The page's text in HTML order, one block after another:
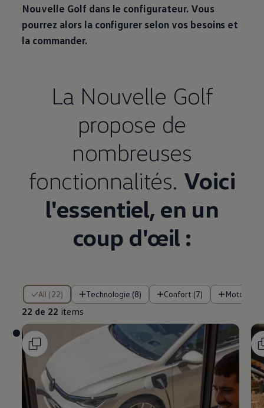
Nouvelle Golf dans le configurateur. Vous
pourrez alors la configurer selon vos besoins et
la commander.
La Nouvelle Golf
propose de
nombreuses
fonctionnalités. Voici
l'essentiel, en un
coup d'œil :
All (22) Technologie (8) Confort (7)
22 de 22 items
22 de 22 items